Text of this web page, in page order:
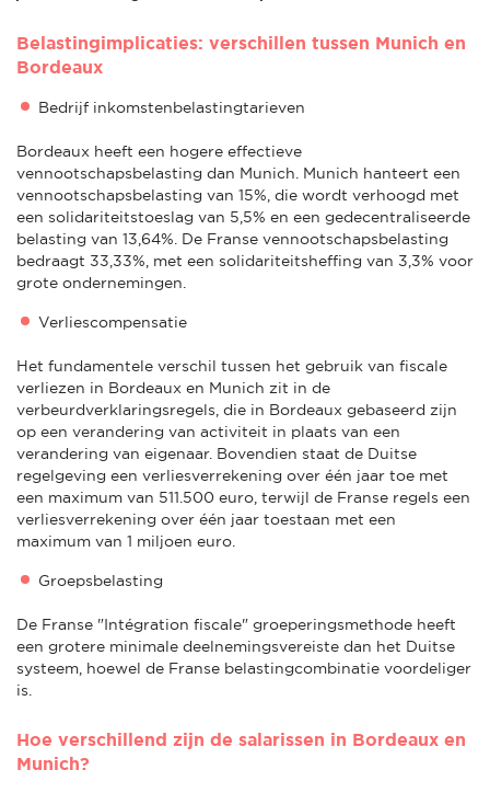
Belastingimplicaties: verschillen tussen Munich en
Bordeaux
Bedrijf inkomstenbelastingtarieven
Bordeaux heeft een hogere effectieve
vennootschapsbelasting dan Munich. Munich hanteert een
vennootschapsbelasting van 15%, die wordt verhoogd met
een solidariteitstoeslag van 5,5% en een gedecentraliseerde
belasting van 13,64%. De Franse vennootschapsbelasting
bedraagt 33,33%, met een solidariteitsheffing van 3,3% voor
grote ondernemingen.
Verliescompensatie
Het fundamentele verschil tussen het gebruik van fiscale
verliezen in Bordeaux en Munich zit in de
verbeurdverklaringsregels, die in Bordeaux gebaseerd zijn
op een verandering van activiteit in plaats van een
verandering van eigenaar. Bovendien staat de Duitse
regelgeving een verliesverrekening over één jaar toe met
een maximum van 511.500 euro, terwijl de Franse regels een
verliesverrekening over één jaar toestaan met een
maximum van 1 miljoen euro.
Groepsbelasting
De Franse "Intégration fiscale" groeperingsmethode heeft
een grotere minimale deelnemingsvereiste dan het Duitse
systeem, hoewel de Franse belastingcombinatie voordeliger
is.
Hoe verschillend zijn de salarissen in Bordeaux en
Munich?